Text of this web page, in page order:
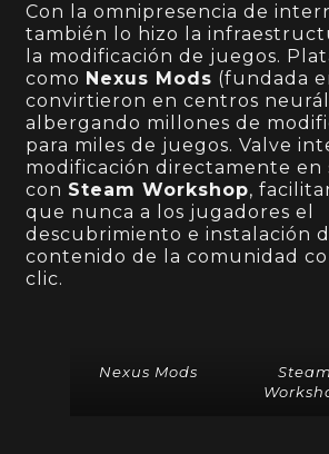
Con la omnipresencia de
también lo hizo la
la modificación de juegos.
como Nexus Mods (fundada
convirtieron en centros
albergando millones de
para miles de juegos. Valve
modificación directamente en
con Steam Workshop,
que nunca a los jugadores el
descubrimiento e instalación
contenido de la comunidad
clic.
Nexus Mods
Steam